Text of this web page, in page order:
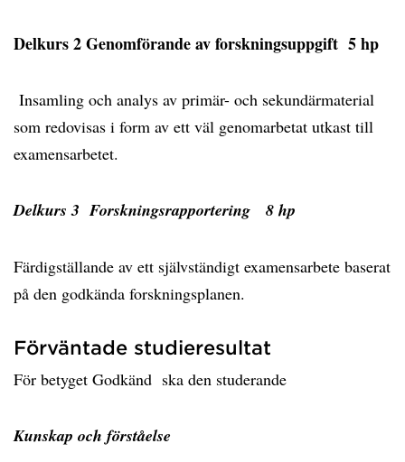
Delkurs 2 Genomförande av forskningsuppgift 5 hp
Insamling och analys av primär- och sekundärmaterial
som redovisas i form av ett väl genomarbetat utkast till
examensarbetet.
Delkurs 3 Forskningsrapportering 8 hp
Färdigställande av ett självständigt examensarbete baserat
på den godkända forskningsplanen.
Förväntade studieresultat
För betyget Godkänd ska den studerande
Kunskap och förståelse